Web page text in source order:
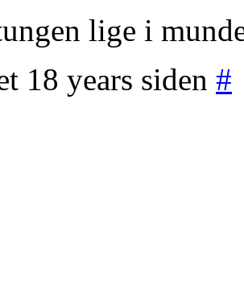
lige i
18 years siden #